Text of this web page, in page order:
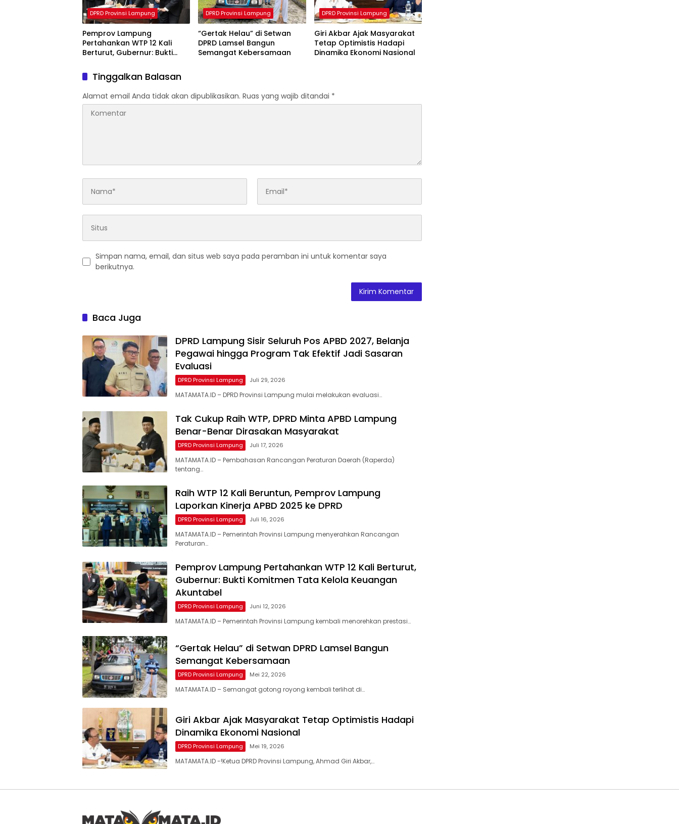
DPRD Provinsi Lampung
Pemprov Lampung
Pertahankan WTP 12 Kali
Berturut, Gubernur: Bukti
Keuangan Akuntabel
DPRD Provinsi Lampung
“Gertak Helau” di Setwan
DPRD Lamsel Bangun
Semangat Kebersamaan
DPRD Provinsi Lampung
Giri Akbar Ajak Masyarakat
Tetap Optimistis Hadapi
Dinamika Ekonomi Nasional
Tinggalkan Balasan
Alamat email Anda tidak akan dipublikasikan. Ruas yang wajib ditandai *
Simpan nama, email, dan situs web saya pada peramban ini untuk komentar saya
berikutnya.
Baca Juga
DPRD Lampung Sisir Seluruh Pos APBD 2027, Belanja
Pegawai hingga Program Tak Efektif Jadi Sasaran
Evaluasi
DPRD Provinsi Lampung Juli 29, 2026
MATAMATA.ID – DPRD Provinsi Lampung mulai melakukan evaluasi…
Tak Cukup Raih WTP, DPRD Minta APBD Lampung
Benar-Benar Dirasakan Masyarakat
DPRD Provinsi Lampung Juli 17, 2026
MATAMATA.ID – Pembahasan Rancangan Peraturan Daerah (Raperda)
tentang…
Raih WTP 12 Kali Beruntun, Pemprov Lampung
Laporkan Kinerja APBD 2025 ke DPRD
DPRD Provinsi Lampung Juli 16, 2026
MATAMATA.ID – Pemerintah Provinsi Lampung menyerahkan Rancangan
Peraturan…
Pemprov Lampung Pertahankan WTP 12 Kali Berturut,
Gubernur: Bukti Komitmen Tata Kelola Keuangan
Akuntabel
DPRD Provinsi Lampung Juni 12, 2026
MATAMATA.ID – Pemerintah Provinsi Lampung kembali menorehkan prestasi…
“Gertak Helau” di Setwan DPRD Lamsel Bangun
Semangat Kebersamaan
DPRD Provinsi Lampung Mei 22, 2026
MATAMATA.ID – Semangat gotong royong kembali terlihat di…
Giri Akbar Ajak Masyarakat Tetap Optimistis Hadapi
Dinamika Ekonomi Nasional
DPRD Provinsi Lampung Mei 19, 2026
MATAMATA.ID -!Ketua DPRD Provinsi Lampung, Ahmad Giri Akbar,…